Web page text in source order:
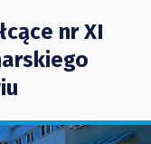
nr XI